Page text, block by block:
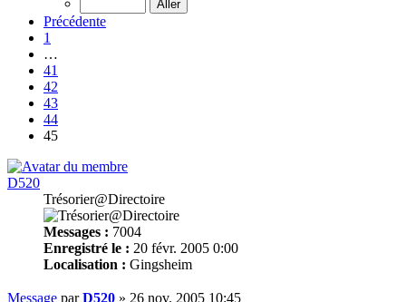
Précédente
1
…
41
42
43
44
45
D520
Trésorier@Directoire
Messages : 7004
Enregistré le : 20 févr. 2005 0:00
Localisation : Gingsheim
Message parD520 » 26 nov. 2005 10:45